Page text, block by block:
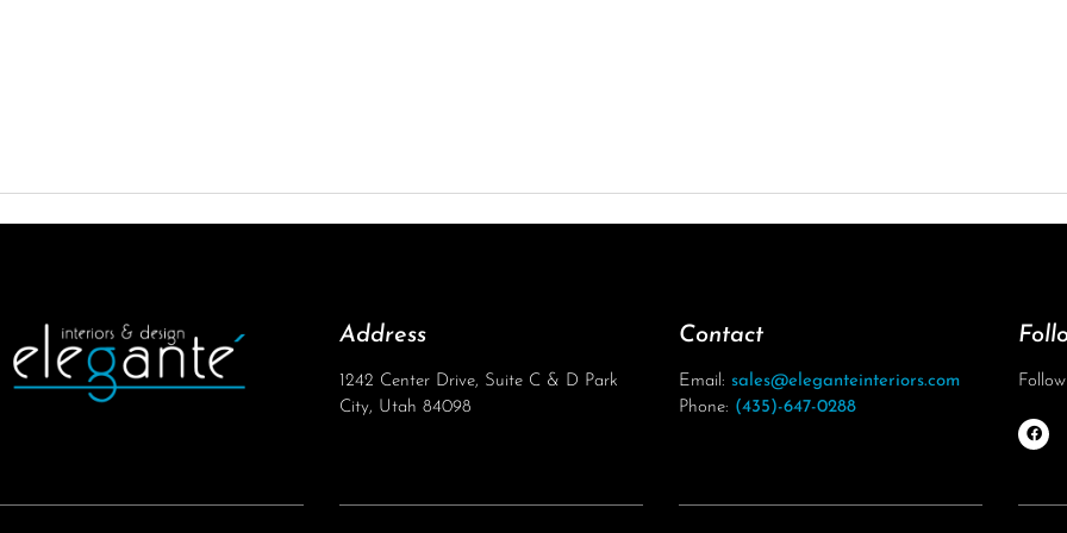
Address
1242 Center Drive, Suite C & D Park
City, Utah 84098
Contact
Email: sales@eleganteinteriors.com
Phone: (435)-647-0288